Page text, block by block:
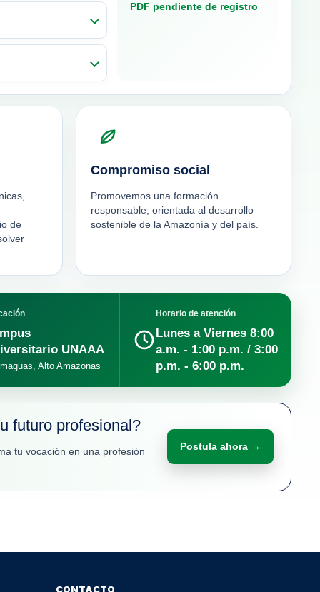
PDF pendiente de registro
de
Compromiso social
Promovemos una formación
responsable, orientada al desarrollo
sostenible de la Amazonía y del país.
UNAAA
Alto Amazonas
Horario de atención
Lunes a Viernes 8:00
a.m. - 1:00 p.m. / 3:00
p.m. - 6:00 p.m.
futuro profesional?
tu vocación en una profesión Postula ahora →
CONTACTO